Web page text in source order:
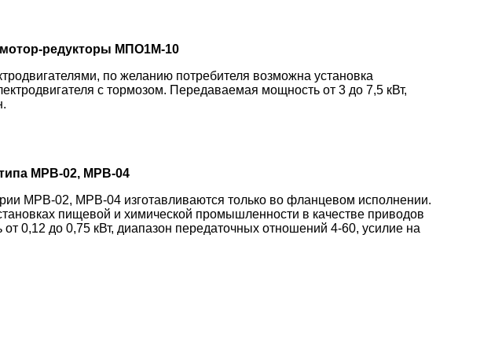
редукторы МПО1М-10
по желанию потребителя возможна установка
с тормозом. Передаваемая мощность от 3 до 7,5 кВт,
МРВ-02, МРВ-04
МРВ-02, МРВ-04 изготавливаются только во фланцевом исполнении.
пищевой и химической промышленности в качестве приводов
0,12 до 0,75 кВт, диапазон передаточных отношений 4-60, усилие на